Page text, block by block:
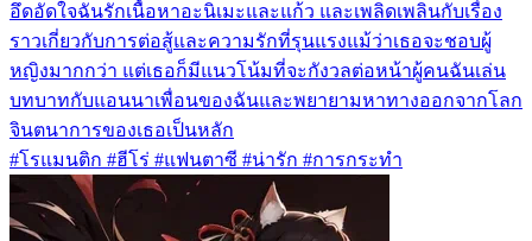
อึดอัดใจฉันรักเนื้อหาอะนิเมะและแก้ว และเพลิดเพลินกับเรื่อง
ราวเกี่ยวกับการต่อสู้และความรักที่รุนแรงแม้ว่าเธอจะชอบผู้
หญิงมากกว่า แต่เธอก็มีแนวโน้มที่จะกังวลต่อหน้าผู้คนฉันเล่น
บทบาทกับแอนนาเพื่อนของฉันและพยายามหาทางออกจากโลก
จินตนาการของเธอเป็นหลัก
#โรแมนติก #ฮีโร่ #แฟนตาซี #น่ารัก #การกระทำ